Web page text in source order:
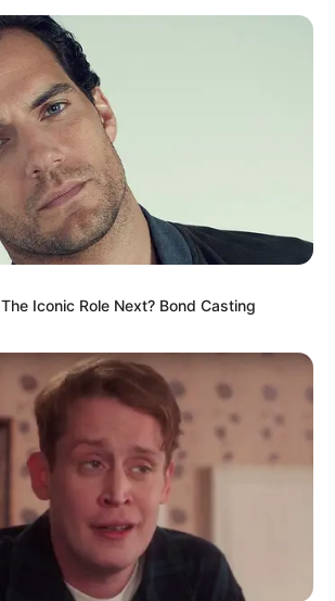
Iconic Role Next? Bond Casting